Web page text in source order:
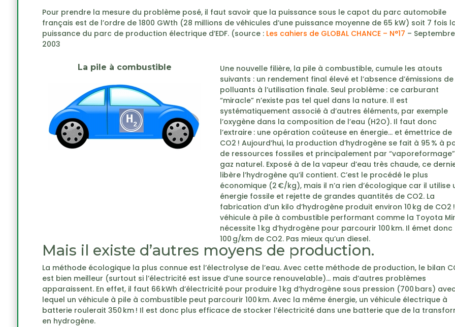
Pour prendre la mesure du problème posé, il faut savoir que la puissance sous le capot du parc automobile
français est de l’ordre de 1800 GWth (28 millions de véhicules d’une puissance moyenne de 65 kW) soit 7 fois
puissance du parc de production électrique d’EDF. (source :Les cahiers de GLOBAL CHANCE – N°17 – Septembre
2003
La pile à combustible
Une nouvelle filière, la pile à combustible, cumule les atouts
suivants : un rendement final élevé et l’absence d’émissions de
polluants à l’utilisation finale. Seul problème : ce carburant
“miracle” n’existe pas tel quel dans la nature. Il est
systématiquement associé à d’autres éléments, par exemple
l’oxygène dans la composition de l’eau (H2O). Il faut donc
l’extraire : une opération coûteuse en énergie… et émettrice de
CO2 ! Aujourd’hui, la production d’hydrogène se fait à 95 % à
de ressources fossiles et principalement par
gaz naturel. Exposé à de la vapeur d’eau très chaude, ce
libère l’hydrogène qu’il contient. C’est le procédé le plus
économique (2 €/kg), mais il n’a rien d’écologique car il utilise
énergie fossile et rejette de grandes quantités de CO2. La
fabrication d’un kilo d’hydrogène produit environ 10 kg de CO2
véhicule à pile à combustible performant comme la Toyota
nécessite 1 kg d’hydrogène pour parcourir 100 km. Il émet donc
100 g/km de CO2. Pas mieux qu’un diesel.
Mais il existe d’autres moyens de production.
La méthode écologique la plus connue est l’électrolyse de l’eau. Avec cette méthode de production, le bilan
est bien meilleur (surtout si l’électricité est issue d’une source renouvelable)… mais d’autres problèmes
apparaissent. En effet, il faut 66 kWh d’électricité pour produire 1 kg d’hydrogène sous pression (700 bars) avec
lequel un véhicule à pile à combustible peut parcourir 100 km. Avec la même énergie, un véhicule électrique à
batterie roulerait 350 km ! Il est donc plus efficace de stocker l’électricité dans une batterie que de la
en hydrogène.